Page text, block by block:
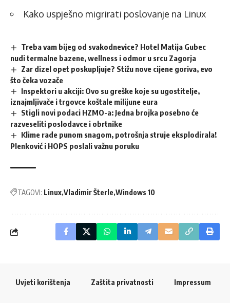
Kako uspješno migrirati poslovanje na Linux
Treba vam bijeg od svakodnevice? Hotel Matija Gubec
nudi termalne bazene, wellness i odmor u srcu Zagorja
Zar dizel opet poskupljuje? Stižu nove cijene goriva, evo
što čeka vozače
Inspektori u akciji: Ovo su greške koje su ugostitelje,
iznajmljivače i trgovce koštale milijune eura
Stigli novi podaci HZMO-a: Jedna brojka posebno će
razveseliti poslodavce i obrtnike
Klime rade punom snagom, potrošnja struje eksplodirala!
Plenković i HOPS poslali važnu poruku
TAGOVI: Linux Vladimir Šterle Windows 10
Uvjeti korištenja Zaštita privatnosti Impressum